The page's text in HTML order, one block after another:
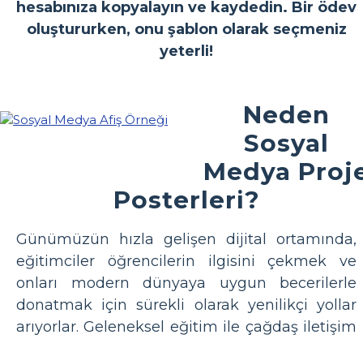
hesabınıza kopyalayın ve kaydedin. Bir ödev
oluştururken, onu şablon olarak seçmeniz
yeterli!
Neden
Sosyal
Medya
Posterleri?
Günümüzün hızla gelişen dijital ortamında,
eğitimciler öğrencilerin ilgisini çekmek ve
onları modern dünyaya uygun becerilerle
donatmak için sürekli olarak yenilikçi yollar
arıyorlar. Geleneksel eğitim ile çağdaş iletişim